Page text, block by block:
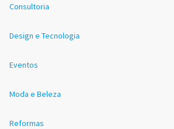
Consultoria
Design e Tecnologia
Eventos
Moda e Beleza
Reformas